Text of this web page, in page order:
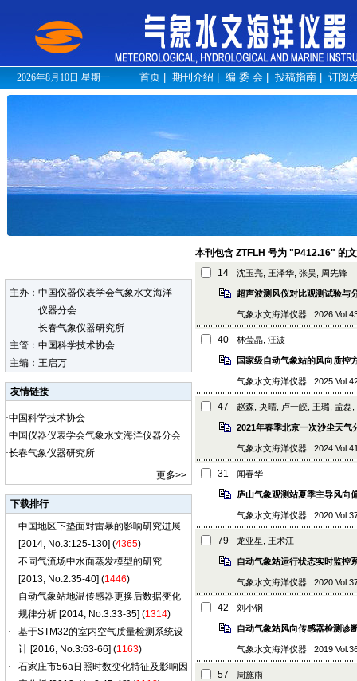
2026年8月10日 星期一 首页 期刊介绍 编 委 会 投稿指南 订阅
主办：中国仪器仪表学会气象水文海洋
仪器分会
长春气象仪器研究所
主管：中国科学技术协会
主编：王启万
友情链接
·中国科学技术协会
·中国仪器仪表学会气象水文海洋仪器分会
·长春气象仪器研究所
更多>>
下载排行
本刊包含 ZTFLH 号为 "P412.16" 的
14
沈玉亮, 王泽华, 张昊, 周先锋
超声波测风仪对比观测试验与
气象水文海洋仪器 2026
40 林莹晶, 汪波
国家级自动气象站的风向质控
气象水文海洋仪器 2025
47 赵森, 央晴, 卢一皎, 王璐, 孟磊
2021年春季北京一次沙尘天气
气象水文海洋仪器 2024
31 闻春华
庐山气象观测站夏季主导风向
气象水文海洋仪器 2020
79 龙亚星, 王术江
自动气象站运行状态实时监控
气象水文海洋仪器 2020
42 刘小钢
自动气象站风向传感器检测诊
气象水文海洋仪器 2019
57 周施雨